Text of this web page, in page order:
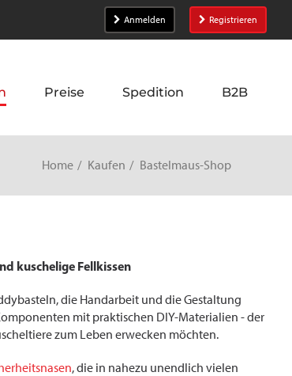
Anmelden Registrieren
Preise Spedition B2B
Home Kaufen Bastelmaus-Shop
kuschelige Fellkissen
die Handarbeit und die Gestaltung
mit praktischen DIY-Materialien - der
zum Leben erwecken möchten.
, die in nahezu unendlich vielen